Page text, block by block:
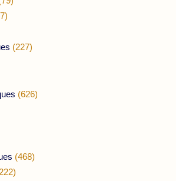
(227)
(626)
(468)